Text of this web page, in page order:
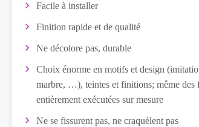
Facile à installer
Finition rapide et de qualité
Ne décolore pas, durable
Choix énorme en motifs et design
marbre, …), teintes et finitions; même des
entièrement exécutées sur mesure
Ne se fissurent pas, ne craquèlent pas